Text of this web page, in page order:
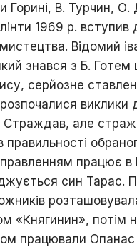
Горині, В. Турчин,
1969 р. вступив
Відомий
знався з Б.
серйозне
Страждав, але
працює
син Тарас.
«Княгинин», потім
працювали